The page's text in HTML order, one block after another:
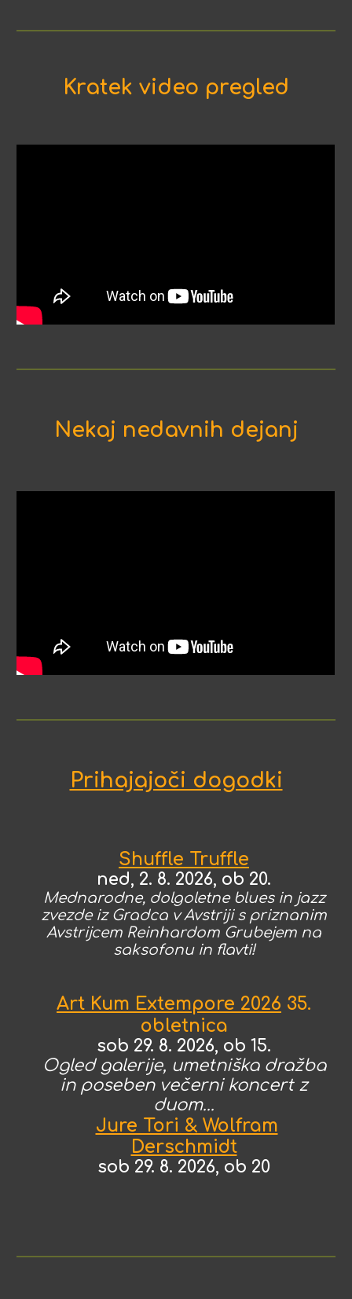
Kratek video pregled
Nekaj ​​nedavnih dejanj
Prihajajoči dogodki
Shuffle Truffle
ned, 2. 8. 2026, ob 20.
Mednarodne, dolgoletne blues in jazz
zvezde iz Gradca v Avstriji s priznanim
Avstrijcem Reinhardom Grubejem na
saksofonu in flavti!
Art Kum Extempore 2026 35.
obletnica
sob 29. 8. 2026, ob 15.
Ogled galerije, umetniška dražba
in poseben večerni koncert z
duom...
Jure Tori & Wolfram
Derschmidt
sob 29. 8. 2026, ob 20